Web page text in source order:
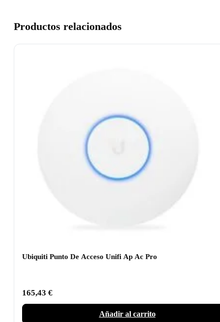
Productos relacionados
Ubiquiti Punto De Acceso Unifi Ap Ac Pro
165,43 €
Añadir al carrito